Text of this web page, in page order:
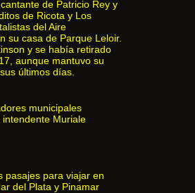
de Patricio Rey y
de Ricota y Los
del Aire
su casa de Parque Leloir.
y se había retirado
aunque mantuvo su
últimos días.
municipales
intendente Muriale
pasajes para viajar en
del Plata y Pinamar